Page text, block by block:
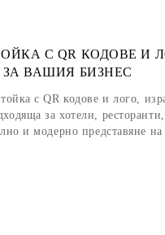
С QR КОДОВЕ И
ВАШИЯ БИЗНЕС
с QR кодове и лого,
за хотели,
и модерно представяне на